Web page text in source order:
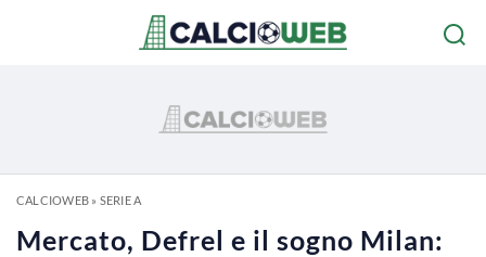
CALCIOWEB» SERIE A
Mercato, Defrel e il sogno Milan: